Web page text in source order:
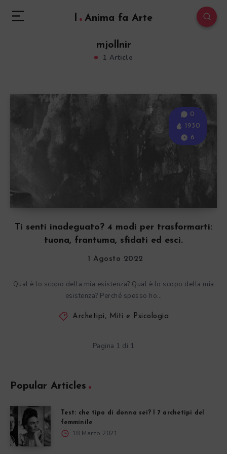
l Anima fa Arte
mjollnir
1 Article
Ti senti inadeguato? 4 modi per trasformarti:
tuona, frantuma, sfidati ed esci.
0
1930
6
1 Agosto 2022
Qual è lo scopo della mia esistenza? Qual è lo scopo della mia
esistenza? Perché spesso ho…
Archetipi, Miti e Psicologia
Pagina 1 di 1
Popular Articles
Test: che tipo di donna sei? I 7 archetipi del
femminile
18 Marzo 2021